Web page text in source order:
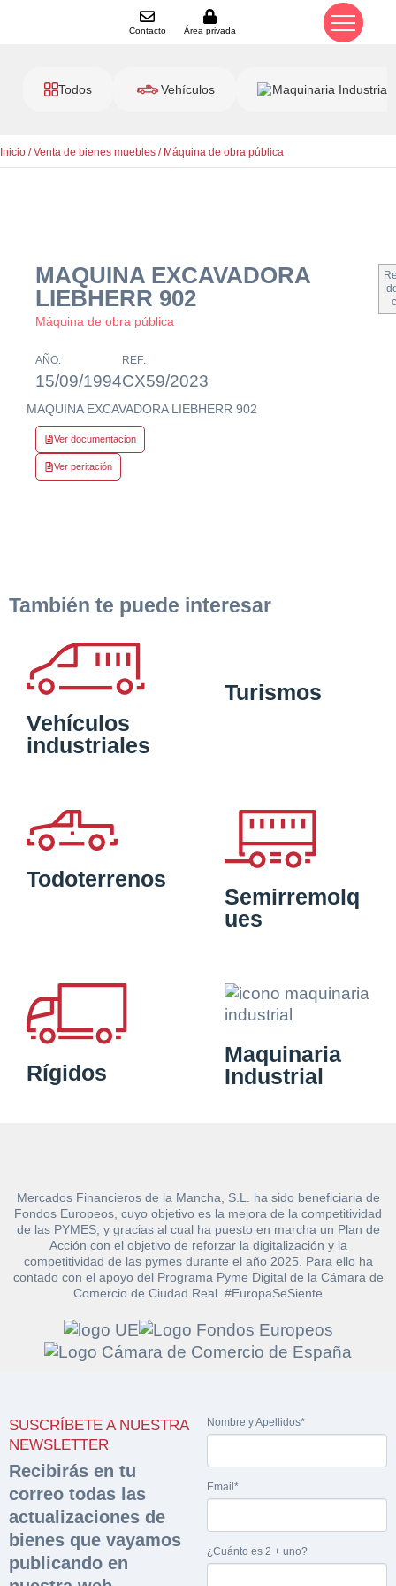
Contacto Área privada
Todos Vehículos Maquinaria Industrial
Inicio /Venta de bienes muebles / Máquina de obra pública
MAQUINA EXCAVADORA
LIEBHERR 902
Máquina de obra pública
AÑO:
15/09/1994
REF:
CX59/2023
MAQUINA EXCAVADORA LIEBHERR 902
Ver documentacion
Ver peritación
También te puede interesar
Vehículos
industriales
Turismos
Todoterrenos
Semirremolq
ues
Rígidos
Maquinaria
Industrial
Mercados Financieros de la Mancha, S.L. ha sido beneficiaria de
Fondos Europeos, cuyo objetivo es la mejora de la competitividad
de las PYMES, y gracias al cual ha puesto en marcha un Plan de
Acción con el objetivo de reforzar la digitalización y la
competitividad de las pymes durante el año 2025. Para ello ha
contado con el apoyo del Programa Pyme Digital de la Cámara de
Comercio de Ciudad Real. #EuropaSeSiente
SUSCRÍBETE A NUESTRA
NEWSLETTER
Recibirás en tu
correo todas las
actualizaciones de
bienes que vayamos
publicando en
Nombre y Apellidos*
Email*
¿Cuánto es 2 + uno?
Solicitar
sobre la peritación
enlace para descargar la documentación
Nombre y Apellidos*
Email*
Hacer Oferta
Teléfono*
Nombre y Apellidos*
Sobre Merfinsa
Venta de bienes muebles
Vehículos
Maquinaria Industrial